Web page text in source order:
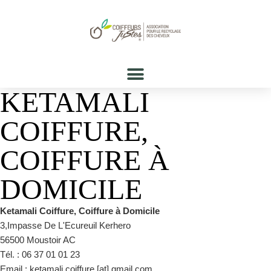
KETAMALI
COIFFURE,
COIFFURE À
DOMICILE
Ketamali Coiffure, Coiffure à Domicile
3,Impasse De L'Ecureuil Kerhero
56500 Moustoir AC
Tél. : 06 37 01 01 23
Email : ketamali.coiffure [at] gmail.com